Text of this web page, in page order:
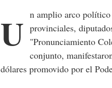
Un amplio arco político de la provincia de Santa Cruz, compuesto por intendentes, legisladores provinciales,
"Pronunciamiento
conjunto,
dólares promovido por el